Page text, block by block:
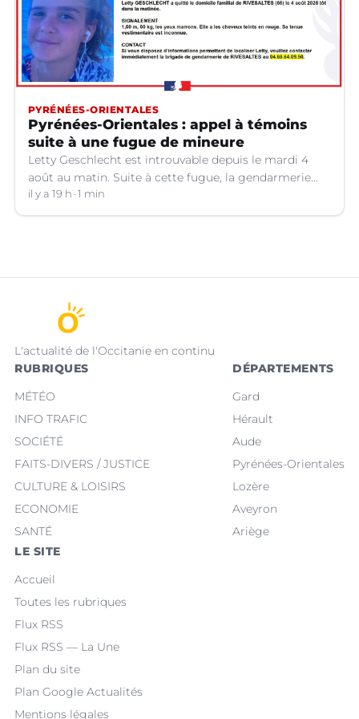
PYRÉNÉES-ORIENTALES
Pyrénées-Orientales : appel à témoins
suite à une fugue de mineure
Letty Geschlecht est introuvable depuis le mardi 4
août au matin. Suite à cette fugue, la gendarmerie
des Pyrénées-Orientales lance un appel à témoins.
il y a 19 h 1 min
L'actualité de l'Occitanie en continu
RUBRIQUES
MÉTÉO
INFO TRAFIC
SOCIÉTÉ
FAITS-DIVERS / JUSTICE
CULTURE & LOISIRS
ECONOMIE
SANTÉ
DÉPARTEMENTS
Gard
Hérault
Aude
Pyrénées-Orientales
Lozère
Aveyron
Ariège
LE SITE
Accueil
Toutes les rubriques
Flux RSS
Flux RSS — La Une
Plan du site
Plan Google Actualités
Mentions légales